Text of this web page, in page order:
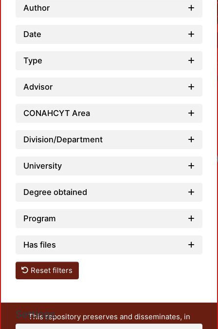
Author
Date
Type
Advisor
CONAHCYT Area
Division/Department
University
Degree obtained
Program
Has files
Reset filters
Settings
This repository preserves and disseminates, in